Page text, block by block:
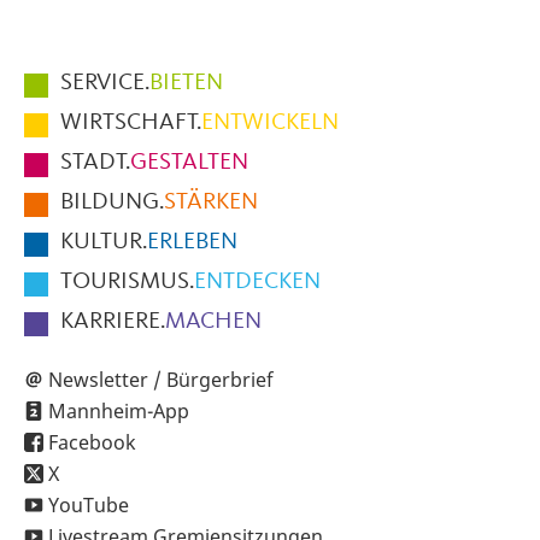
Hauptmenüpunkte
im
Fußbereich
der
Seite
SERVICE.BIETEN
WIRTSCHAFT.ENTWICKELN
STADT.GESTALTEN
BILDUNG.STÄRKEN
KULTUR.ERLEBEN
TOURISMUS.ENTDECKEN
KARRIERE.MACHEN
Newsletter / Bürgerbrief
Mannheim-App
Facebook
X
YouTube